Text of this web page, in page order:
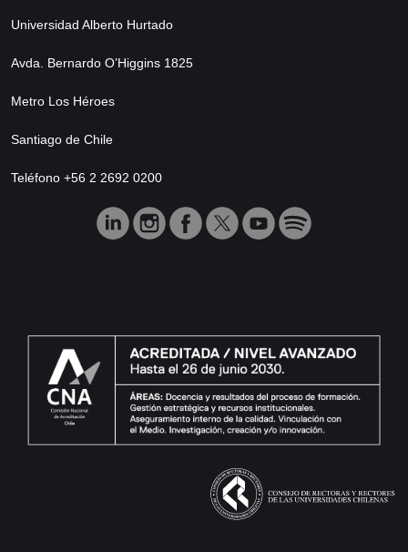
Universidad Alberto Hurtado
Avda. Bernardo O’Higgins 1825
Metro Los Héroes
Santiago de Chile
Teléfono +56 2 2692 0200